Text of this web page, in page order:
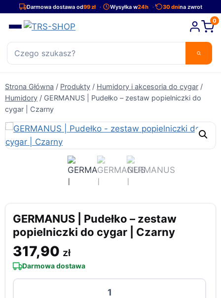
PrzejdźDarmowa dostawa od99 zł Wysyłka w24h 30 dnina zwrot
0
Strona Główna / Produkty / Humidory i akcesoria do cygar /
Humidory / GERMANUS | Pudełko – zestaw popielniczki do
cygar | Czarny
GERMANUS | Pudełko – zestaw
popielniczki do cygar | Czarny
317,90 zł
Darmowa dostawa